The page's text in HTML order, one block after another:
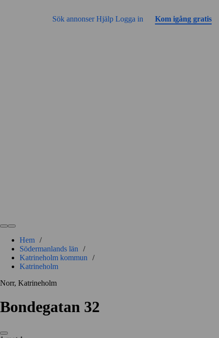
Sök annonserHjälp Logga in Kom igång gratis
Hem /
Södermanlands län
/
Katrineholm kommun
/
Katrineholm
Norr, Katrineholm
Bondegatan 32